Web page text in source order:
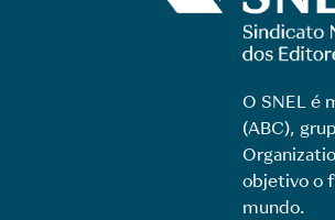
O SNEL é
(ABC),
objetivo o
mundo.